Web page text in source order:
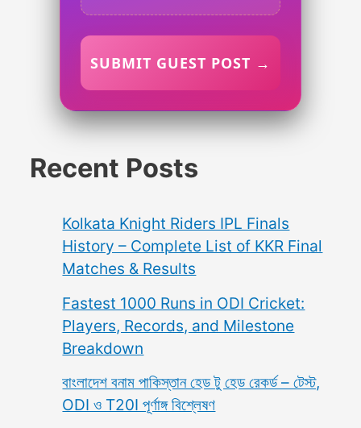
SUBMIT GUEST POST →
Recent Posts
Kolkata Knight Riders IPL Finals
History – Complete List of KKR Final
Matches & Results
Fastest 1000 Runs in ODI Cricket:
Players, Records, and Milestone
Breakdown
বাংলাদেশ বনাম পাকিস্তান হেড টু হেড রেকর্ড – টেস্ট,
ODI ও T20I পূর্ণাঙ্গ বিশ্লেষণ